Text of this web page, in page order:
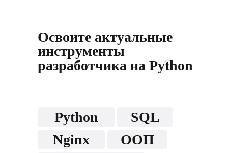
Освоите актуальные
инструменты
разработчика на Python
Python
Nginx
SQL
ООП